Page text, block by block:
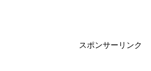
スポンサーリンク